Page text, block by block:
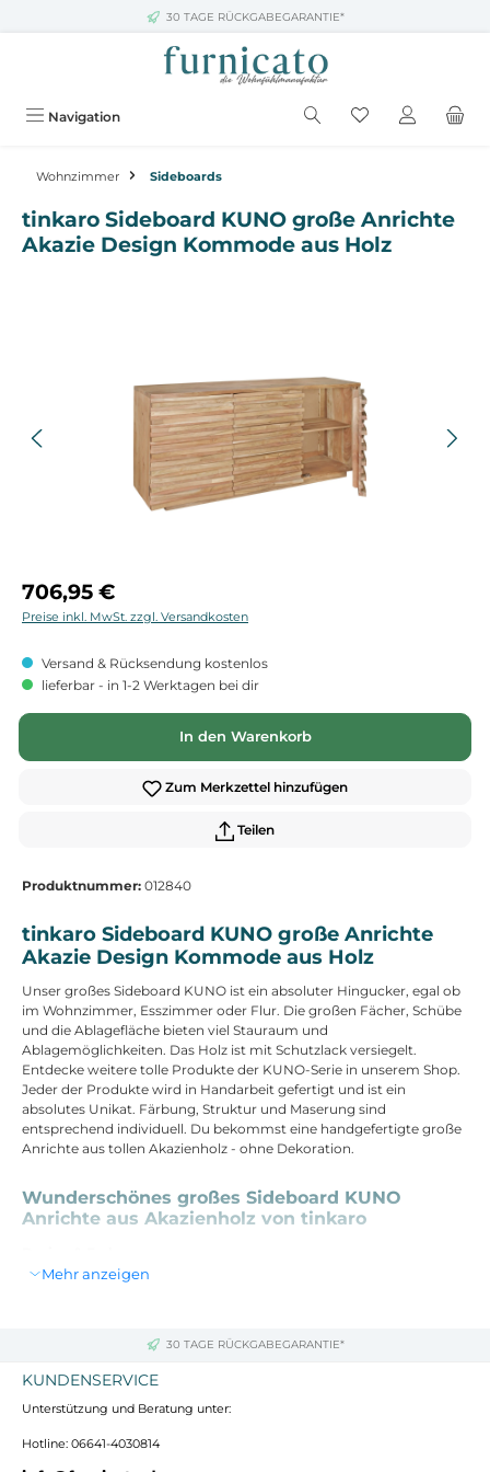
Zum Hauptinhalt springen30 TAGE RÜCKGABEGARANTIE*
Navigation
Wohnzimmer Sideboards
tinkaro Sideboard KUNO große Anrichte
Akazie Design Kommode aus Holz
Regulärer Preis:
706,95 €
Preise inkl. MwSt. zzgl. Versandkosten
Versand & Rücksendung kostenlos
lieferbar - in 1-2 Werktagen bei dir
In den Warenkorb
Zum Merkzettel hinzufügen
Teilen
Produktnummer: 012840
tinkaro Sideboard KUNO große Anrichte
Akazie Design Kommode aus Holz
Unser großes Sideboard KUNO ist ein absoluter Hingucker, egal ob
im Wohnzimmer, Esszimmer oder Flur. Die großen Fächer, Schübe
und die Ablagefläche bieten viel Stauraum und
Ablagemöglichkeiten. Das Holz ist mit Schutzlack versiegelt.
Entdecke weitere tolle Produkte der KUNO-Serie in unserem Shop.
Jeder der Produkte wird in Handarbeit gefertigt und ist ein
absolutes Unikat. Färbung, Struktur und Maserung sind
entsprechend individuell. Du bekommst eine handgefertigte große
Anrichte aus tollen Akazienholz - ohne Dekoration.
Wunderschönes großes Sideboard KUNO
Anrichte aus Akazienholz von tinkaro
Kommode mit drei Schubladen und vier Fächern
Abmessungen
Mehr anzeigen
30 TAGE RÜCKGABEGARANTIE*
KUNDENSERVICE
Unterstützung und Beratung unter:
Hotline: 06641-4030814